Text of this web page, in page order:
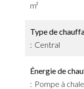
m²
Type de
Central
Énergie de
Pompe à